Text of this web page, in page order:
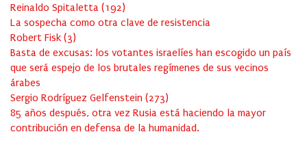
Reinaldo Spitaletta (192)
La sospecha como otra clave de resistencia
Robert Fisk (3)
Basta de excusas: los votantes israelíes han escogido un país
que será espejo de los brutales regímenes de sus vecinos
árabes
Sergio Rodríguez Gelfenstein (273)
85 años después, otra vez Rusia está haciendo la mayor
contribución en defensa de la humanidad.